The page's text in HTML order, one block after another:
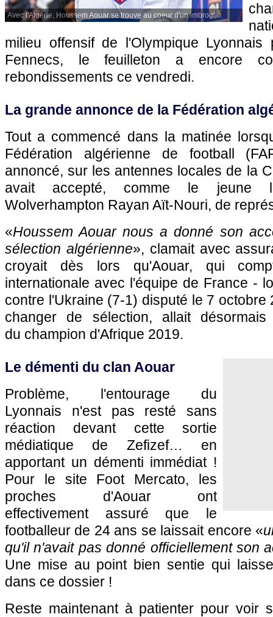
Avec l'Algérie, Houssem Aouar se trouve au coeur d'un imbroglio.
milieu offensif de l'Olympique Lyonnais
Fennecs, le feuilleton a encore
rebondissements ce vendredi.
La grande annonce de la Fédération
Tout a commencé dans la matinée
Fédération algérienne de football
annoncé, sur les antennes locales de la
avait accepté, comme le jeune
Wolverhampton Rayan Aït-Nouri, de
«Houssem Aouar nous a donné son
sélection algérienne», clamait avec
croyait dès lors qu'Aouar, qui
internationale avec l'équipe de France -
contre l'Ukraine (7-1) disputé le 7 octobre
changer de sélection, allait
du champion d'Afrique 2019.
Le démenti du clan Aouar
Problème, l'entourage du
Lyonnais n'est pas resté sans
réaction devant cette sortie
médiatique de Zefizef… en
apportant un démenti immédiat !
Pour le site Foot Mercato, les
proches d'Aouar ont
effectivement assuré que le
footballeur de 24 ans se laissait encore «
qu'il n'avait pas donné officiellement son
Une mise au point bien sentie qui
dans ce dossier !
Reste maintenant à patienter pour voir